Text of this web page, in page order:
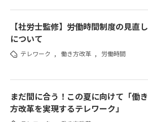
【社労士監修】労働時間制度の見直し
について
テレワーク , 働き方改革 , 労働時間
まだ間に合う！この夏に向けて「働き
方改革を実現するテレワーク」